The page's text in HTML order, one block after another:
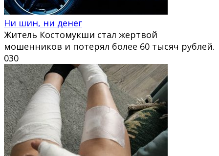
Ни шин, ни денег
Житель Костомукши стал жертвой
мошенников и потерял более 60 тысяч рублей.
030